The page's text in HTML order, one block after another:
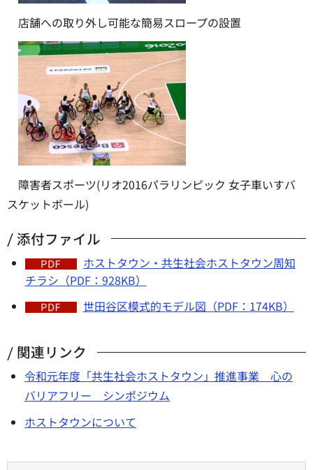
店舗への取り外し可能な簡易スロープの設置
障害者スポーツ(リオ2016パラリンピック 女子車いすバ
スケットボール)
添付ファイル
ホストタウン・共生社会ホストタウン周知
チラシ（PDF：928KB）
世田谷区模式的モデル図（PDF：174KB）
関連リンク
令和元年度「共生社会ホストタウン」推進事業 心の
バリアフリー シンポジウム
ホストタウンについて